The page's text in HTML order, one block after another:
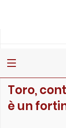
Toro,
è un